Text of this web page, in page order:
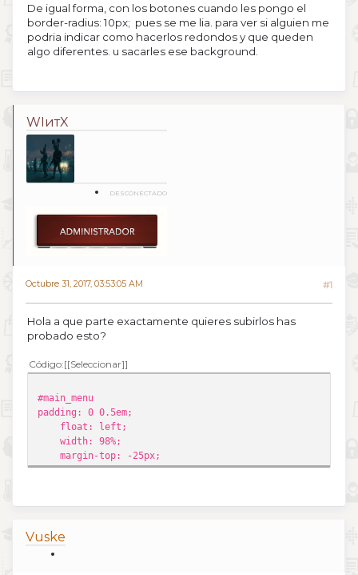
De igual forma, con los botones cuando les pongo el
border-radius: 10px; pues se me lia. para ver si alguien me
podria indicar como hacerlos redondos y que queden
algo diferentes. u sacarles ese background.
WIитX
DESCONECTADO
Octubre 31, 2017, 03:53:05 AM #1
Hola a que parte exactamente quieres subirlos has
probado esto?
Código [Seleccionar]
#main_menu
padding: 0 0.5em;
float: left;
width: 98%;
margin-top: -25px;
Vuske